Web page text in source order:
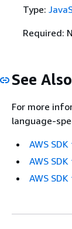
Type:
Required:
See Also
For more
language-
AWS
AWS
AWS